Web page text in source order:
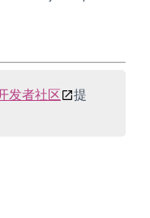
发者社区
提